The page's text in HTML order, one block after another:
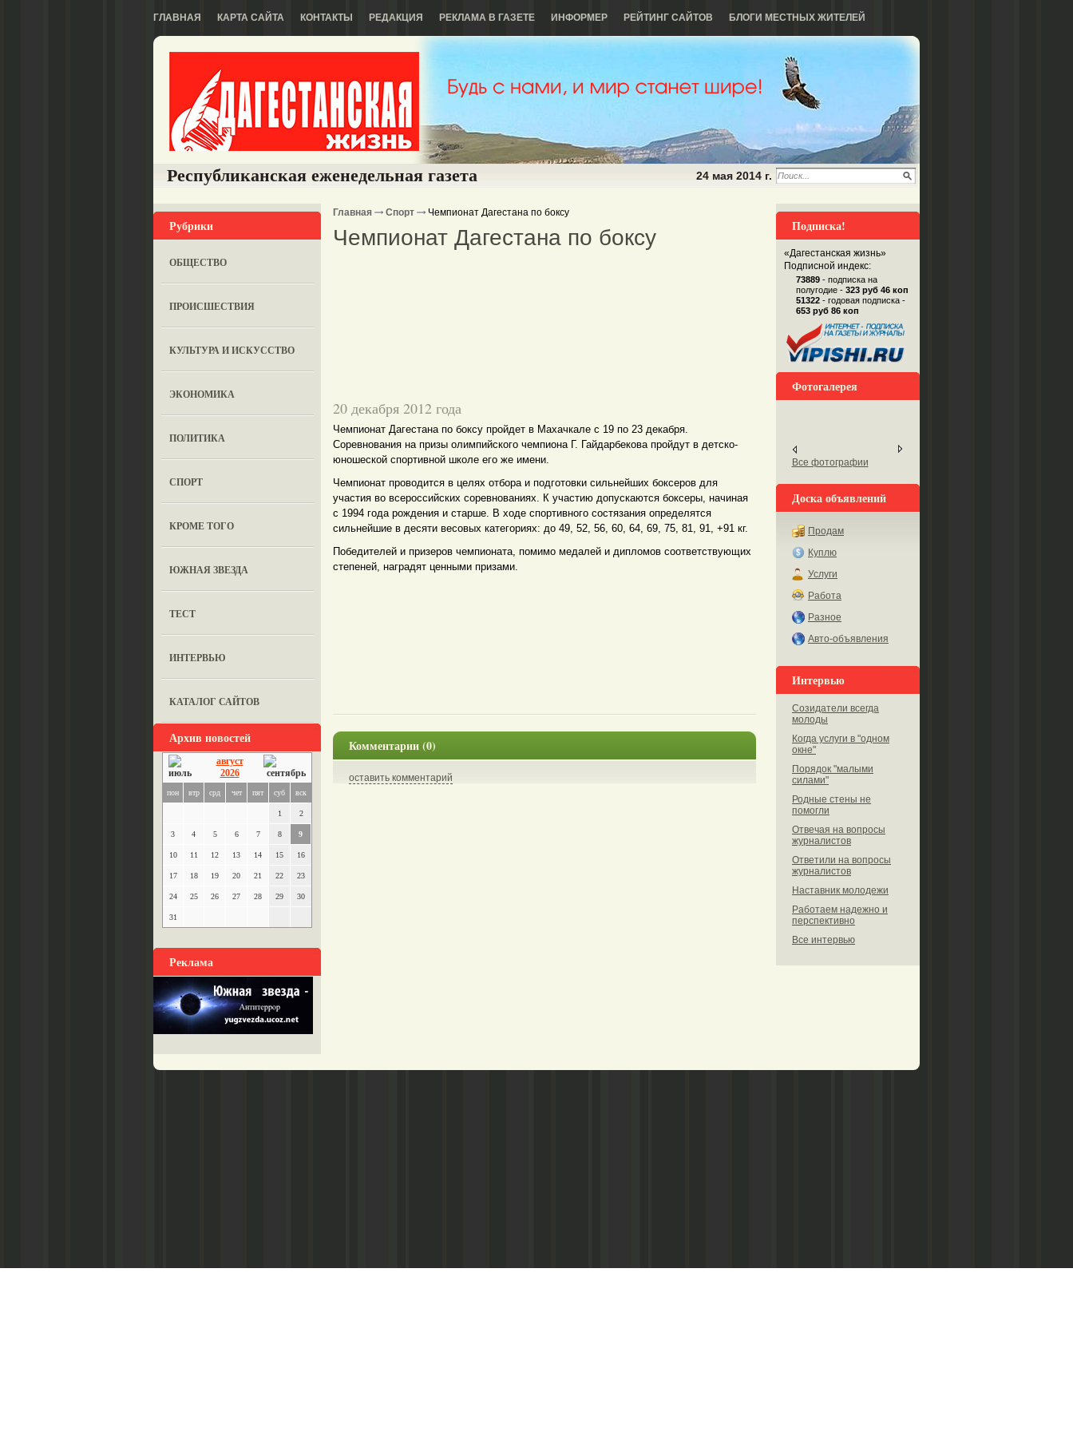
ГЛАВНАЯ КАРТА САЙТА КОНТАКТЫ РЕДАКЦИЯ РЕКЛАМА В ГАЗЕТЕ ИНФОРМЕР РЕЙТИНГ САЙТОВ БЛОГИ МЕСТНЫХ ЖИТЕЛЕЙ
Республиканская еженедельная газета 24 мая 2014 г.
Рубрики
ОБЩЕСТВО
ПРОИСШЕСТВИЯ
КУЛЬТУРА И ИСКУССТВО
ЭКОНОМИКА
ПОЛИТИКА
СПОРТ
КРОМЕ ТОГО
ЮЖНАЯ ЗВЕЗДА
ТЕСТ
ИНТЕРВЬЮ
КАТАЛОГ САЙТОВ
Архив новостей
август
2026
пон втр срд чет пят суб вск
1 2
3 4 5 6 7 8 9
10 11 12 13 14 15 16
17 18 19 20 21 22 23
24 25 26 27 28 29 30
31
Реклама
Главная Спорт Чемпионат Дагестана по боксу
Чемпионат Дагестана по боксу
20 декабря 2012 года
Чемпионат Дагестана по боксу пройдет в Махачкале с 19 по 23 декабря.
Соревнования на призы олимпийского чемпиона Г. Гайдарбекова пройдут в детско-
юношеской спортивной школе его же имени.
Чемпионат проводится в целях отбора и подготовки сильнейших боксеров для
участия во всероссийских соревнованиях. К участию допускаются боксеры, начиная
с 1994 года рождения и старше. В ходе спортивного состязания определятся
сильнейшие в десяти весовых категориях: до 49, 52, 56, 60, 64, 69, 75, 81, 91, +91 кг.
Победителей и призеров чемпионата, помимо медалей и дипломов соответствующих
степеней, наградят ценными призами.
Комментарии (0)
оставить комментарий
Подписка!
«Дагестанская жизнь»
Подписной индекс:
73889 - подписка на
полугодие - 323 руб 46 коп
51322 - годовая подписка -
653 руб 86 коп
Фотогалерея
Все фотографии
Доска объявлений
Продам
Куплю
Услуги
Работа
Разное
Авто-объявления
Интервью
Созидатели всегда
молоды
Когда услуги в "одном
окне"
Порядок "малыми
силами"
Родные стены не
помогли
Отвечая на вопросы
журналистов
Ответили на вопросы
журналистов
Наставник молодежи
Работаем надежно и
перспективно
Все интервью